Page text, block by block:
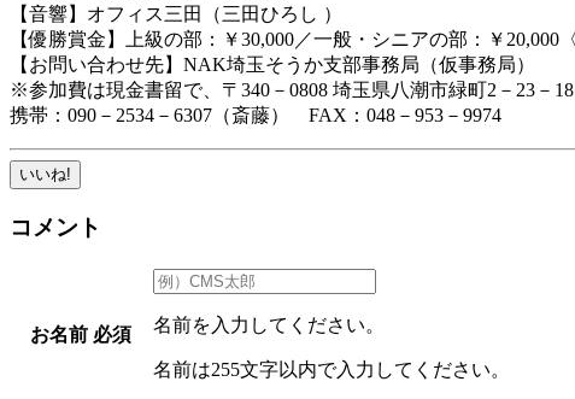
【音響】オフィス三田（三田ひろし ）
【優勝賞金】上級の部：￥30,000／一般・シニアの部：￥20,000
【お問い合わせ先】NAK埼玉そうか支部事務局（仮事務局）
※参加費は現金書留で、〒340－0808 埼玉県八潮市緑町2－23－
携帯：090－2534－6307（斎藤） FAX：048－953－9974
いいね!
コメント
お名前 必須 名前を入力してください。
名前は255文字以内で入力してください。